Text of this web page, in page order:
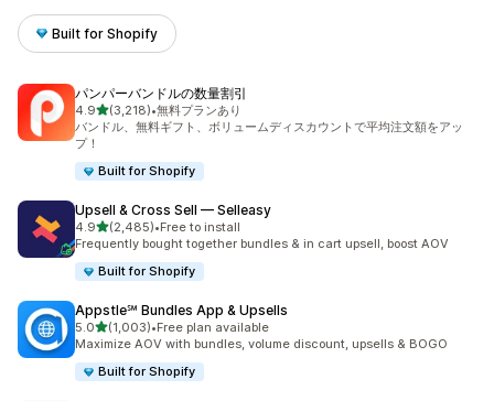
Built for Shopify
パンパーバンドルの数量割引
4.95つ星中
(3,218)
合計レビュー数：3218件
•無料プランあり
バンドル、無料ギフト、ボリュームディスカウントで平均注文額をアッ
プ！
Built for Shopify
Upsell & Cross Sell — Selleasy
4.95つ星中
(2,485)
合計レビュー数：2485件
•Free to install
Frequently bought together bundles & in cart upsell, boost AOV
Built for Shopify
Appstle℠ Bundles App & Upsells
5.05つ星中
(1,003)
合計レビュー数：1003件
•Free plan available
Maximize AOV with bundles, volume discount, upsells & BOGO
Built for Shopify